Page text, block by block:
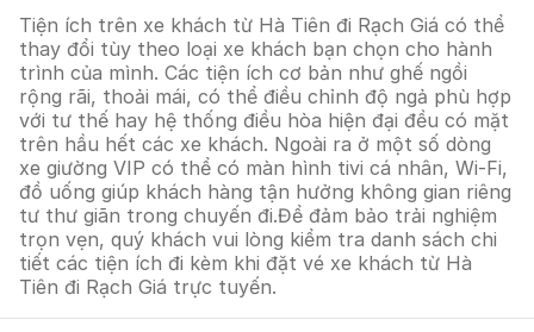
Tiện ích trên xe khách từ Hà Tiên đi Rạch Giá có thể
thay đổi tùy theo loại xe khách bạn chọn cho hành
trình của mình. Các tiện ích cơ bản như ghế ngồi
rộng rãi, thoải mái, có thể điều chỉnh độ ngả phù hợp
với tư thế hay hệ thống điều hòa hiện đại đều có mặt
trên hầu hết các xe khách. Ngoài ra ở một số dòng
xe giường VIP có thể có màn hình tivi cá nhân, Wi-Fi,
đồ uống giúp khách hàng tận hưởng không gian riêng
tư thư giãn trong chuyến đi.Để đảm bảo trải nghiệm
trọn vẹn, quý khách vui lòng kiểm tra danh sách chi
tiết các tiện ích đi kèm khi đặt vé xe khách từ Hà
Tiên đi Rạch Giá trực tuyến.